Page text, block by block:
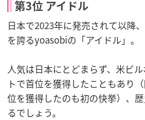
第3位 アイドル
日本で2023年に発売されて以降
を誇るyoasobiの「アイドル」。
人気は日本にとどまらず、米ビ
トで首位を獲得したこともあり
位を獲得したのも初の快挙）、
るでしょう。